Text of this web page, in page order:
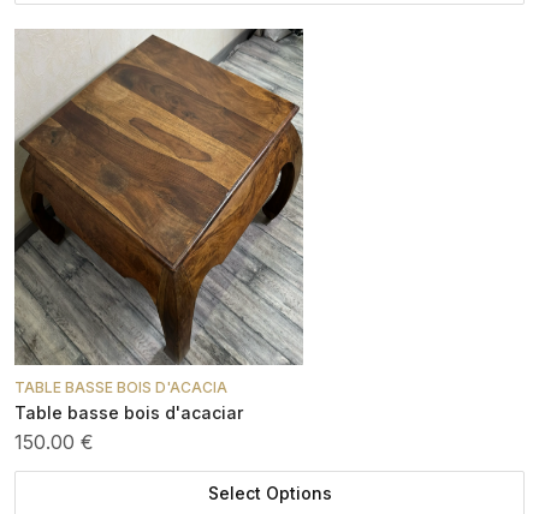
TABLE BASSE BOIS D'ACACIA
Table basse bois d'acaciar
150.00 €
Select Options